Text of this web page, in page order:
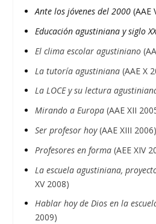
Ante los jóvenes del 2000 (AAE
Educación agustiniana y siglo
El clima escolar agustiniano
La tutoría agustiniana (AAE X
La LOCE y su lectura
Mirando a Europa (AAE XII
Ser profesor hoy(AAE XIII 2006)
Profesores en forma (AEE XIV
La escuela agustiniana,
XV 2008)
Hablar hoy de Dios en la
2009)